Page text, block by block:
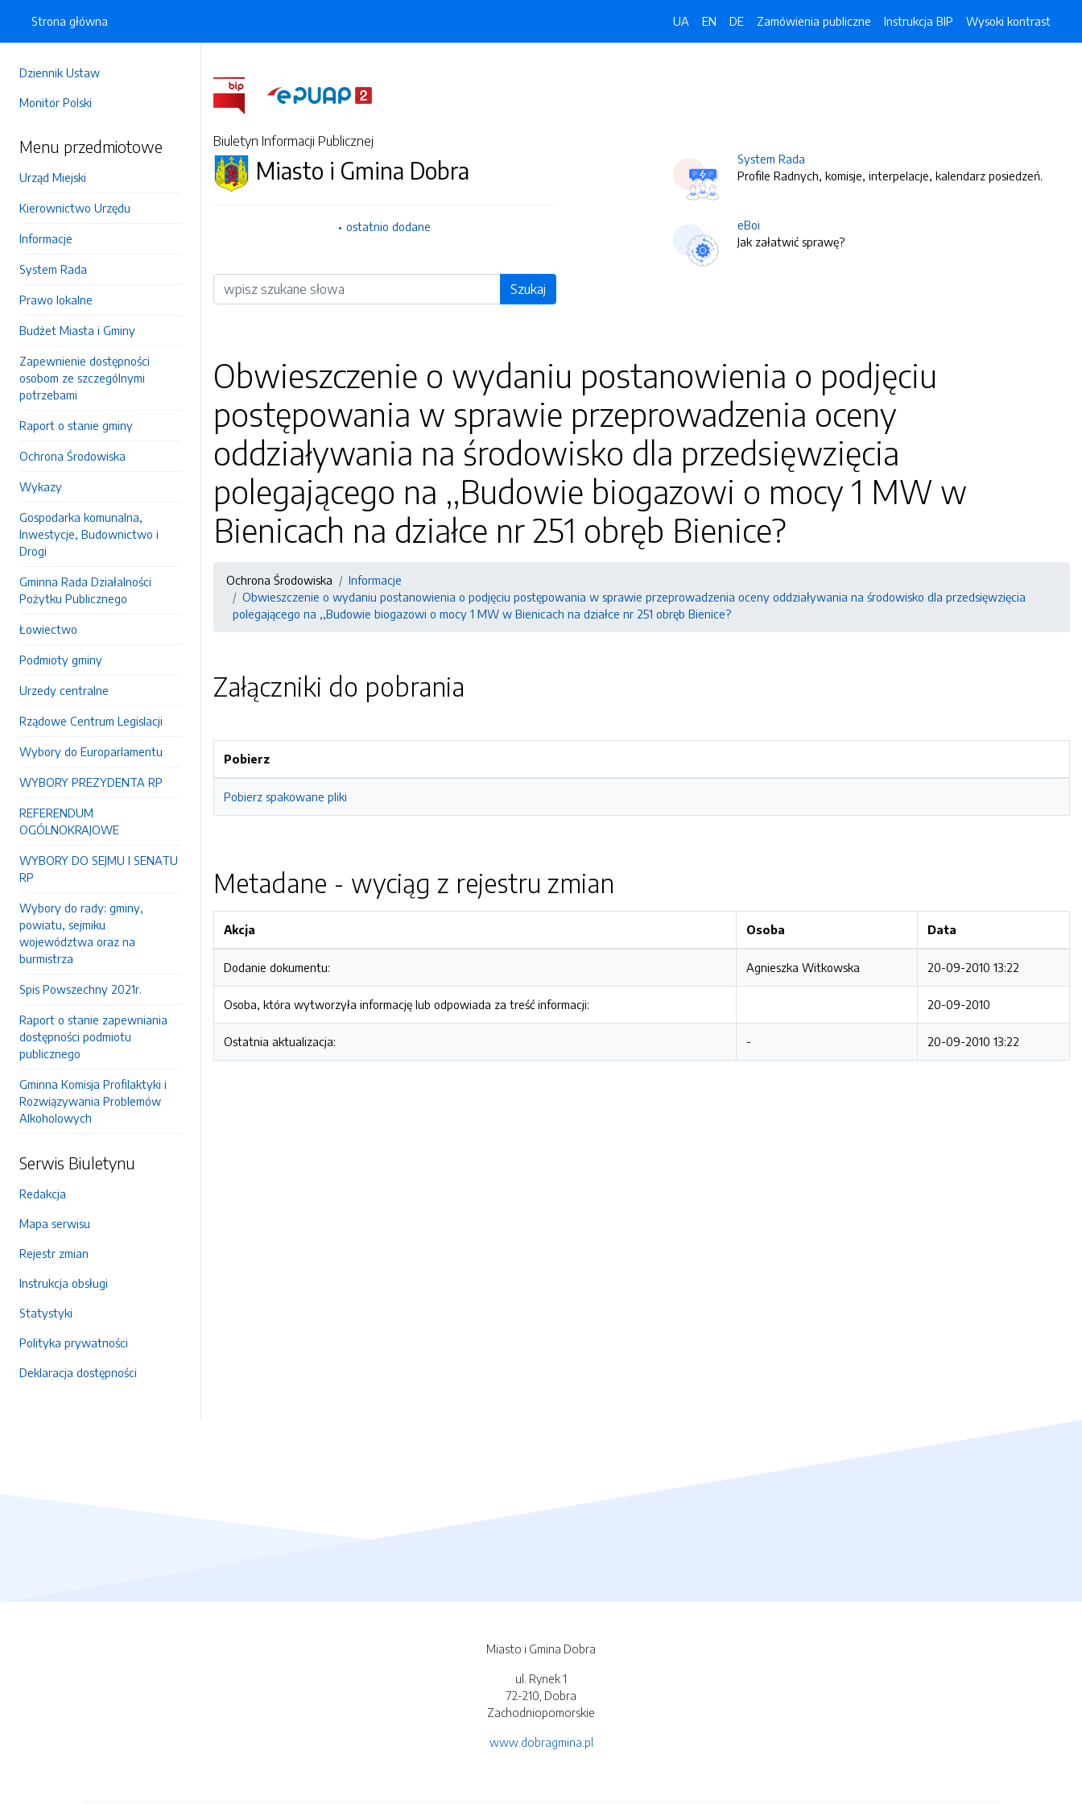
Dziennik Ustaw
Monitor Polski
Menu przedmiotowe
Urząd Miejski
Kierownictwo Urzędu
Informacje
System Rada
Prawo lokalne
Budżet Miasta i Gminy
Zapewnienie dostępności
osobom ze szczególnymi
potrzebami
Raport o stanie gminy
Ochrona Środowiska
Wykazy
Gospodarka komunalna,
Inwestycje, Budownictwo i
Drogi
Gminna Rada Działalności
Pożytku Publicznego
Łowiectwo
Podmioty gminy
Urzedy centralne
Rządowe Centrum Legislacji
Wybory do Europarlamentu
WYBORY PREZYDENTA RP
REFERENDUM
OGÓLNOKRAJOWE
WYBORY DO SEJMU I SENATU
RP
Wybory do rady: gminy,
powiatu, sejmiku
województwa oraz na
burmistrza
Spis Powszechny 2021r.
Raport o stanie zapewniania
dostępności podmiotu
publicznego
Gminna Komisja Profilaktyki i
Rozwiązywania Problemów
Alkoholowych
Serwis Biuletynu
Redakcja
Mapa serwisu
Rejestr zmian
Instrukcja obsługi
Statystyki
Polityka prywatności
Deklaracja dostępności
Strona główna UA EN DE Zamówienia publiczne Instrukcja BIP Wysoki kontrast
Biuletyn Informacji Publicznej
Miasto i Gmina Dobra
ostatnio dodane
Wyszukiwarka Szukaj
System Rada
Profile Radnych, komisje, interpelacje, kalendarz posiedzeń.
eBoi
Jak załatwić sprawę?
Obwieszczenie o wydaniu postanowienia o podjęciu
postępowania w sprawie przeprowadzenia oceny
oddziaływania na środowisko dla przedsięwzięcia
polegającego na ,,Budowie biogazowi o mocy 1 MW w
Bienicach na działce nr 251 obręb Bienice?
Ochrona Środowiska
Informacje
Obwieszczenie o wydaniu postanowienia o podjęciu postępowania w sprawie przeprowadzenia oceny oddziaływania na środowisko dla przedsięwzięcia
polegającego na ,,Budowie biogazowi o mocy 1 MW w Bienicach na działce nr 251 obręb Bienice?
Załączniki do pobrania
Pobierz
Pobierz spakowane pliki
Metadane - wyciąg z rejestru zmian
Akcja Osoba Data
Dodanie dokumentu: Agnieszka Witkowska 20-09-2010 13:22
Osoba, która wytworzyła informację lub odpowiada za treść informacji: 20-09-2010
Ostatnia aktualizacja: - 20-09-2010 13:22
Miasto i Gmina Dobra
ul. Rynek 1
72-210, Dobra
Zachodniopomorskie
www.dobragmina.pl